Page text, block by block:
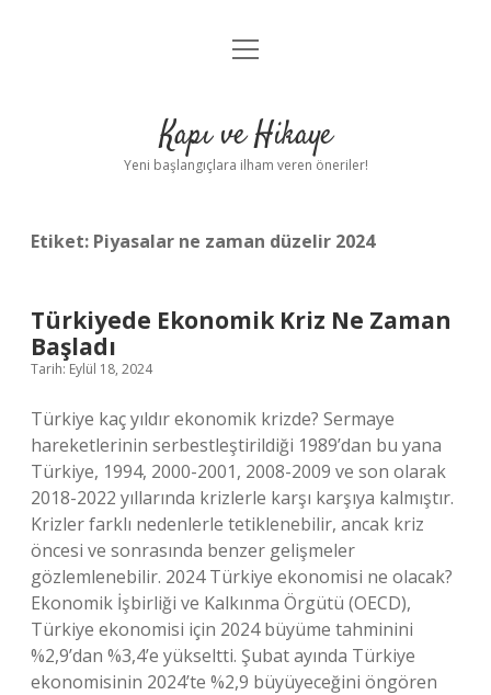
Anasayfa
Yasal Uyarı
menüyü
Kapı ve Hikaye
Yeni başlangıçlara ilham veren öneriler!
Etiket: Piyasalar ne zaman düzelir 2024
Türkiyede Ekonomik Kriz Ne Zaman
Başladı
Tarih: Eylül 18, 2024
Türkiye kaç yıldır ekonomik krizde? Sermaye
hareketlerinin serbestleştirildiği 1989’dan bu yana
Türkiye, 1994, 2000-2001, 2008-2009 ve son olarak
2018-2022 yıllarında krizlerle karşı karşıya kalmıştır.
Krizler farklı nedenlerle tetiklenebilir, ancak kriz
öncesi ve sonrasında benzer gelişmeler
gözlemlenebilir. 2024 Türkiye ekonomisi ne olacak?
Ekonomik İşbirliği ve Kalkınma Örgütü (OECD),
Türkiye ekonomisi için 2024 büyüme tahminini
%2,9’dan %3,4’e yükseltti. Şubat ayında Türkiye
ekonomisinin 2024’te %2,9 büyüyeceğini öngören